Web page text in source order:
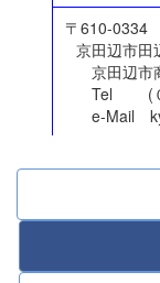
〒610-0334
京田辺市田
京田辺市商
Tel (０７
e-Mail